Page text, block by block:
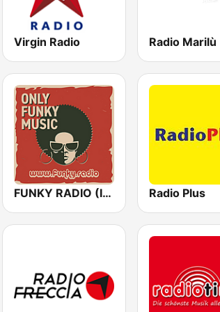
Virgin Radio Radio Marilù
FUNKY RADIO (Italy) Radio Plus